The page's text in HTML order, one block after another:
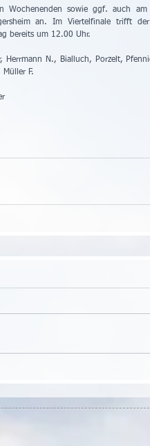
Wochenenden sowie ggf. auch
an. Im Viertelfinale trifft
bereits um 12.00 Uhr.
Herrmann N., Bialluch, Porzelt,
F.